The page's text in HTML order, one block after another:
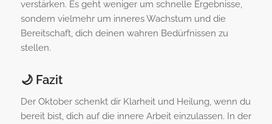
verstärken. Es geht weniger um schnelle Ergebnisse,
sondern vielmehr um inneres Wachstum und die
Bereitschaft, dich deinen wahren Bedürfnissen zu
stellen.
🌙 Fazit
Der Oktober schenkt dir Klarheit und Heilung, wenn du
bereit bist, dich auf die innere Arbeit einzulassen. In der